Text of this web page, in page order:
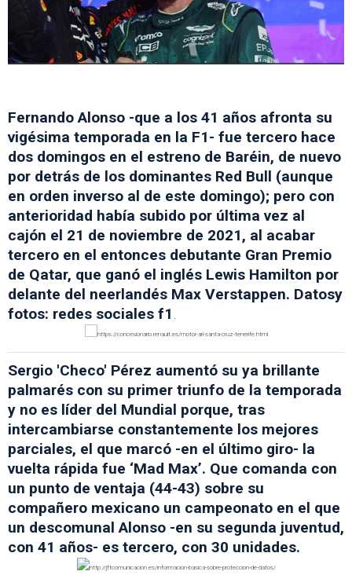
Fernando Alonso -que a los 41 años afronta su
vigésima temporada en la F1- fue tercero hace
dos domingos en el estreno de Baréin, de nuevo
por detrás de los dominantes Red Bull (aunque
en orden inverso al de este domingo); pero con
anterioridad había subido por última vez al
cajón el 21 de noviembre de 2021, al acabar
tercero en el entonces debutante Gran Premio
de Qatar, que ganó el inglés Lewis Hamilton por
delante del neerlandés Max Verstappen. Datosy
fotos: redes sociales f1 .
Sergio 'Checo' Pérez aumentó su ya brillante
palmarés con su primer triunfo de la temporada
y no es líder del Mundial porque, tras
intercambiarse constantemente los mejores
parciales, el que marcó -en el último giro- la
vuelta rápida fue ‘Mad Max’. Que comanda con
un punto de ventaja (44-43) sobre su
compañero mexicano un campeonato en el que
un descomunal Alonso -en su segunda juventud,
con 41 años- es tercero, con 30 unidades.